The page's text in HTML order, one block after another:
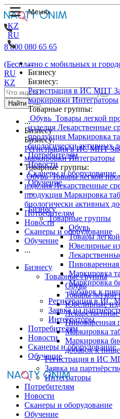
KZ
RU
...
Бизнесу
Бизнесу:
Регистрация в ИС МПТ
маркировкиИнтеграторы
Товарные группы:
Обувь Товары легкой
изделия Лекарственные
продукция Маркировка
биологически активных
Потребителям
Новости
Сканеры и оборудование
Обучение
...
Бизнесу
Товарные группы
Обувь
Товары
Ювелирные
Маркировка
Маркировка
добавок к
Регистрация в ИС
Заявка на
Интеграторы
Потребителям
Новости
Сканеры и оборудование
Обучение
8 800 080 65 65
(Бесплатно с мобильных и
RU
KZ
Найти
...
Бизнесу
Бизнесу:
Регистрация в ИС МПТ
маркировкиИнтеграторы
Товарные группы:
ОбувьТовары легкой
изделияЛекарственные
продукция Маркировка
биологически активных
Потребителям
Новости
Сканеры и оборудование
Обучение
...
Бизнесу
Товарные группы
Обувь
Товары
Ювелирные
Лекарственные
Пивоваренная
Маркировка
Маркировка
добавок к пище
Регистрация в ИС
Заявка на
Интеграторы
Потребителям
Новости
Сканеры и оборудование
Обучение